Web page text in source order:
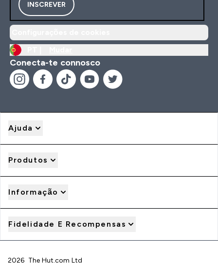
INSCREVER
Conecta-te connosco
Ajuda
Produtos
Informação
Fidelidade E Recompensas
2026 The Hut.com Ltd